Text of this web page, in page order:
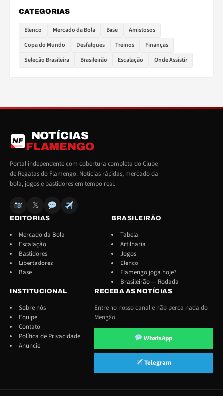
CATEGORIAS
Elenco Mercado da Bola Base
Amistosos
Copa do Mundo
Desfalques Treinos
Finanças
Seleção Brasileira
Brasileirão Escalação Onde Assistir
NF
NOTÍCIAS
FLAMENGO
Portal independente com cobertura completa do Clube
de Regatas do Flamengo. Notícias rápidas, mercado da
bola, jogos e bastidores em tempo real.
𝕏
EDITORIAS
Mercado da Bola
Escalação
Bastidores
Libertadores
Base
BRASILEIRÃO
Tabela
Artilharia
Jogos
Elenco
Flamengo joga hoje?
Brasileirão — Rodada
INSTITUCIONAL
Sobre nós
Equipe
Contato
Política de Privacidade
Anuncie
RECEBA AS NOTÍCIAS
Entre no nosso canal e não perca nada do
Mengão.
WhatsApp
Telegram